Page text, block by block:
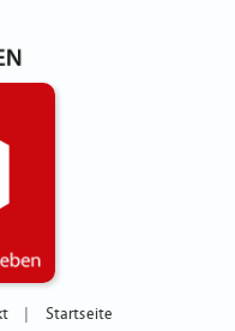
Startseite